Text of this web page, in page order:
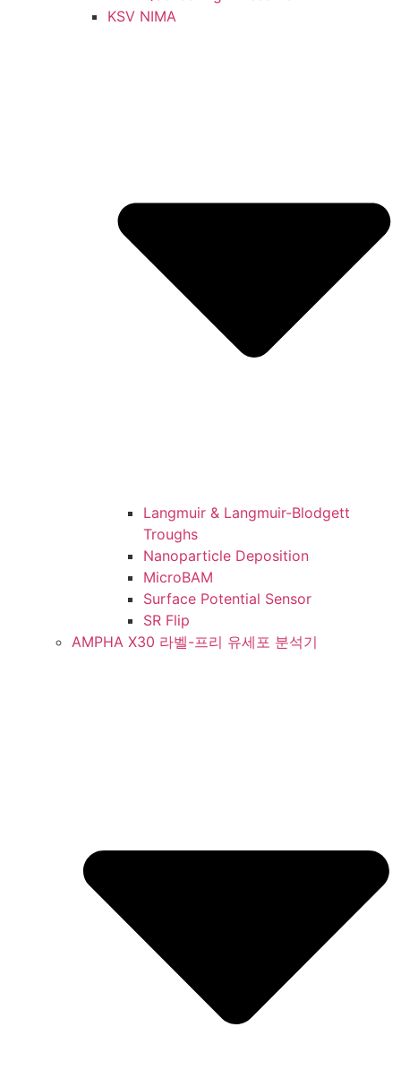
KSV NIMA
Langmuir & Langmuir-Blodgett
Troughs
Nanoparticle Deposition
MicroBAM
Surface Potential Sensor
SR Flip
AMPHA X30 라벨-프리 유세포 분석기